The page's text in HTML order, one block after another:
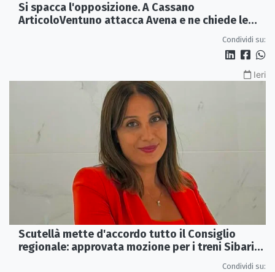
Si spacca l'opposizione. A Cassano
ArticoloVentuno attacca Avena e ne chiede le
Condividi su:
Ieri
Scutellà mette d'accordo tutto il Consiglio
regionale: approvata mozione per i treni Sibari-
Condividi su: